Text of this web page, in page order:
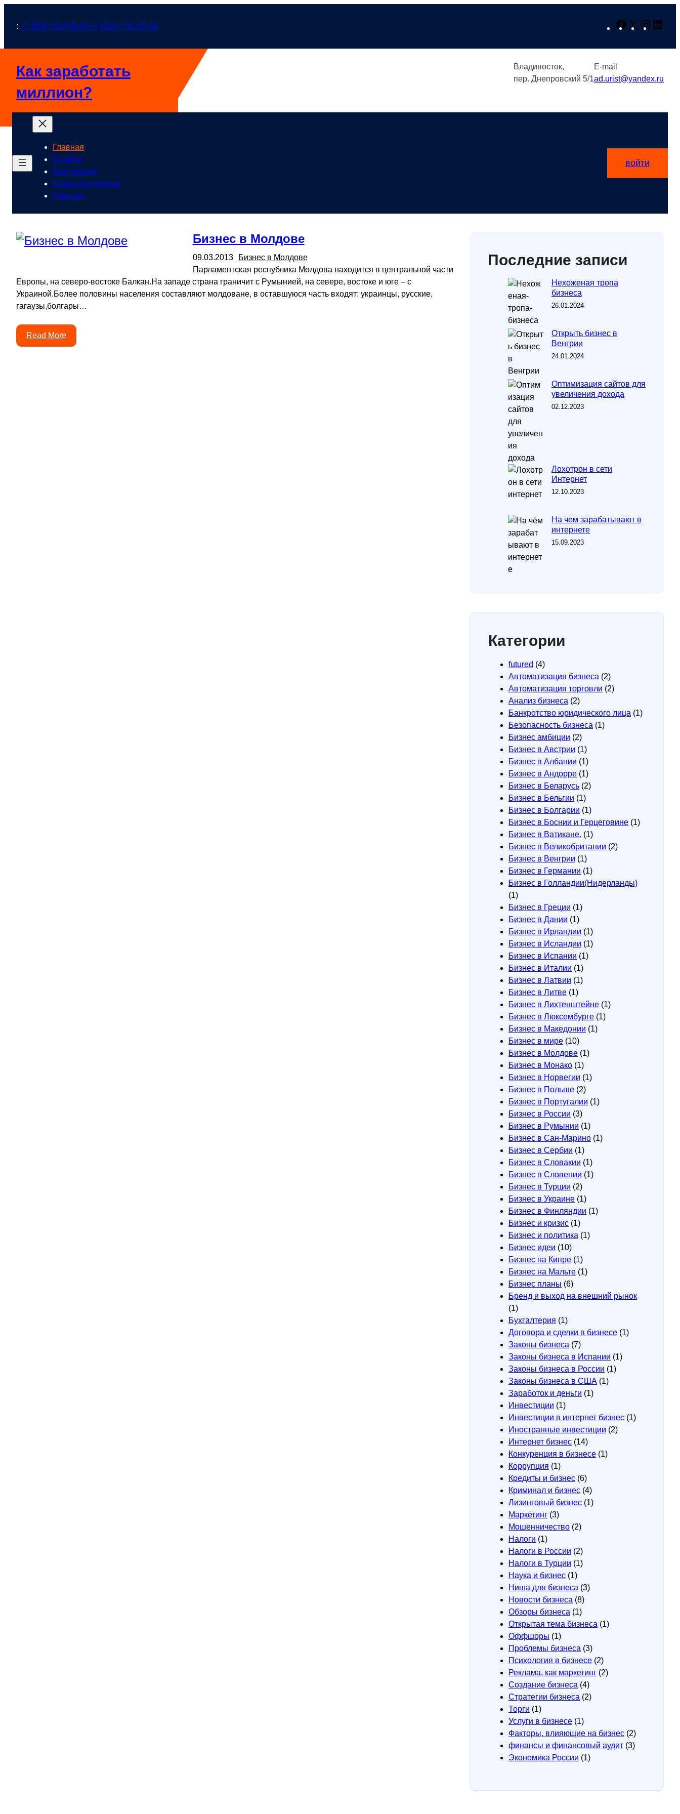
: +7 (902) 524-55-00+7 (924) 731-97-01 Facebook
X
Как заработать
миллион?
Владивосток,
пер. Днепровский 5/1
E-mail
ad.urist@yandex.ru
Главная
О сайте
Ищу бизнес
Стань партнером!
Главная
войти
Бизнес в Молдове
09.03.2013
Бизнес в Молдове
Парламентская республика Молдова находится в центральной части
Европы, на северо-востоке Балкан.На западе страна граничит с Румынией, на севере, востоке и юге – с
Украиной.Более половины населения составляют молдоване, в оставшуюся часть входят: украинцы, русские,
гагаузы,болгары…
Read More
Последние записи
Нехоженая тропа
бизнеса
26.01.2024
Открыть бизнес в
Венгрии
24.01.2024
Оптимизация сайтов для
увеличения дохода
02.12.2023
Лохотрон в сети
Интернет
12.10.2023
На чем зарабатывают в
интернете
15.09.2023
Категории
futured (4)
Автоматизация бизнеса (2)
Автоматизация торговли (2)
Анализ бизнеса (2)
Банкротство юридического лица (1)
Безопасность бизнеса (1)
Бизнес амбиции (2)
Бизнес в Австрии (1)
Бизнес в Албании (1)
Бизнес в Андорре (1)
Бизнес в Беларусь (2)
Бизнес в Бельгии (1)
Бизнес в Болгарии (1)
Бизнес в Боснии и Герцеговине (1)
Бизнес в Ватикане. (1)
Бизнес в Великобритании (2)
Бизнес в Венгрии (1)
Бизнес в Германии (1)
Бизнес в Голландии(Нидерланды)
(1)
Бизнес в Греции (1)
Бизнес в Дании (1)
Бизнес в Ирландии (1)
Бизнес в Исландии (1)
Бизнес в Испании (1)
Бизнес в Италии (1)
Бизнес в Латвии (1)
Бизнес в Литве (1)
Бизнес в Лихтенштейне (1)
Бизнес в Люксембурге (1)
Бизнес в Македонии (1)
Бизнес в мире (10)
Бизнес в Молдове (1)
Бизнес в Монако (1)
Бизнес в Норвегии (1)
Бизнес в Польше (2)
Бизнес в Португалии (1)
Бизнес в России (3)
Бизнес в Румынии (1)
Бизнес в Сан-Марино (1)
Бизнес в Сербии (1)
Бизнес в Словакии (1)
Бизнес в Словении (1)
Бизнес в Турции (2)
Бизнес в Украине (1)
Бизнес в Финляндии (1)
Бизнес и кризис (1)
Бизнес и политика (1)
Бизнес идеи (10)
Бизнес на Кипре (1)
Бизнес на Мальте (1)
Бизнес планы (6)
Бренд и выход на внешний рынок
(1)
Бухгалтерия (1)
Договора и сделки в бизнесе (1)
Законы бизнеса (7)
Законы бизнеса в Испании (1)
Законы бизнеса в России (1)
Законы бизнеса в США (1)
Заработок и деньги (1)
Инвестиции (1)
Инвестиции в интернет бизнес (1)
Иностранные инвестиции (2)
Интернет бизнес (14)
Конкуренция в бизнесе (1)
Коррупция (1)
Кредиты и бизнес (6)
Криминал и бизнес (4)
Лизинговый бизнес (1)
Маркетинг (3)
Мошенничество (2)
Налоги (1)
Налоги в России (2)
Налоги в Турции (1)
Наука и бизнес (1)
Ниша для бизнеса (3)
Новости бизнеса (8)
Обзоры бизнеса (1)
Открытая тема бизнеса (1)
Оффшоры (1)
Проблемы бизнеса (3)
Психология в бизнесе (2)
Реклама, как маркетинг (2)
Создание бизнеса (4)
Стратегии бизнеса (2)
Торги (1)
Услуги в бизнесе (1)
Факторы, влияющие на бизнес (2)
финансы и финансовый аудит (3)
Экономика России (1)